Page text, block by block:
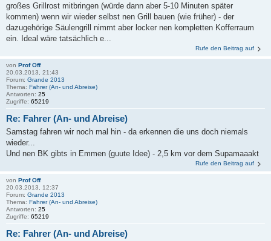
großes Grillrost mitbringen (würde dann aber 5-10 Minuten später
kommen) wenn wir wieder selbst nen Grill bauen (wie früher) - der
dazugehörige Säulengrill nimmt aber locker nen kompletten Kofferraum
ein. Ideal wäre tatsächlich e...
Rufe den Beitrag auf
von Prof Off
20.03.2013, 21:43
Forum: Grande 2013
Thema: Fahrer (An- und Abreise)
Antworten: 25
Zugriffe: 65219
Re: Fahrer (An- und Abreise)
Samstag fahren wir noch mal hin - da erkennen die uns doch niemals
wieder...
Und nen BK gibts in Emmen (guute Idee) - 2,5 km vor dem Supamaaakt
Rufe den Beitrag auf
von Prof Off
20.03.2013, 12:37
Forum: Grande 2013
Thema: Fahrer (An- und Abreise)
Antworten: 25
Zugriffe: 65219
Re: Fahrer (An- und Abreise)